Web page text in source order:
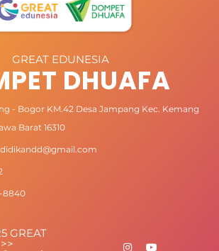
GREAT EDUNESIA
DHUAFA
- Bogor KM.42 Desa Jampang Kec. Kemang
Barat 16310
8840
GREAT